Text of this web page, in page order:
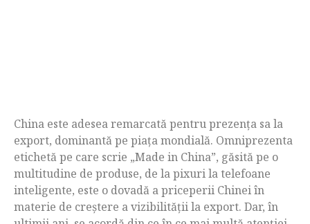
China este adesea remarcată pentru prezența sa la
export, dominantă pe piața mondială. Omniprezenta
etichetă pe care scrie „Made in China”, găsită pe o
multitudine de produse, de la pixuri la telefoane
inteligente, este o dovadă a priceperii Chinei în
materie de creștere a vizibilității la export. Dar, în